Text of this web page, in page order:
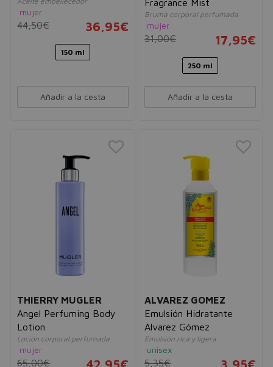
mujer
44,50€ 36,95€
150 ml
Añadir a la cesta
Fragrance Mist
Bruma corporal perfumada
mujer
31,00€ 17,95€
250 ml
Añadir a la cesta
THIERRY MUGLER
Angel Perfuming Body
Lotion
Loción corporal perfumada
mujer
65,00€ 42,95€
ALVAREZ GOMEZ
Emulsión Hidratante
Alvarez Gómez
Emulsión rica y ligera
unisex
5,35€ 3,95€